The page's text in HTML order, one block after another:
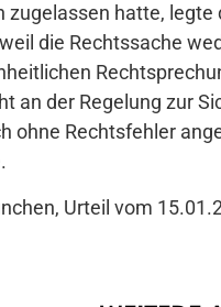
zugelassen hatte,
die Rechtssache
an der Regelung zur
ohne Rechtsfehler
Urteil vom